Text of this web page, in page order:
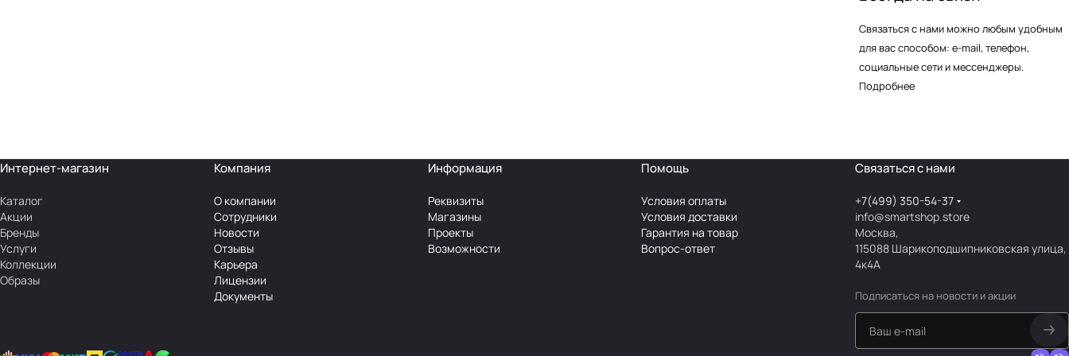
Связаться с нами можно любым удобным
для вас способом: e-mail, телефон,
социальные сети и мессенджеры.
Подробнее
Интернет-магазин
Каталог
Акции
Бренды
Услуги
Коллекции
Образы
Компания
О компании
Сотрудники
Новости
Отзывы
Карьера
Лицензии
Документы
Информация
Реквизиты
Магазины
Проекты
Возможности
Помощь
Условия оплаты
Условия доставки
Гарантия на товар
Вопрос-ответ
Связаться с нами
+7(499) 350-54-37
info@smartshop.store
Москва,
115088 Шарикоподшипниковская улица,
4к4А
Подписаться на новости и акции